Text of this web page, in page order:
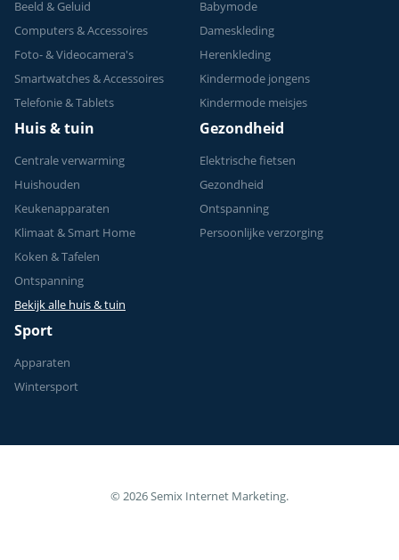
Beeld & Geluid
Computers & Accessoires
Foto- & Videocamera's
Smartwatches & Accessoires
Telefonie & Tablets
Babymode
Dameskleding
Herenkleding
Kindermode jongens
Kindermode meisjes
Huis & tuin
Centrale verwarming
Huishouden
Keukenapparaten
Klimaat & Smart Home
Koken & Tafelen
Ontspanning
Bekijk alle huis & tuin
Gezondheid
Elektrische fietsen
Gezondheid
Ontspanning
Persoonlijke verzorging
Sport
Apparaten
Wintersport
© 2026 Semix Internet Marketing.